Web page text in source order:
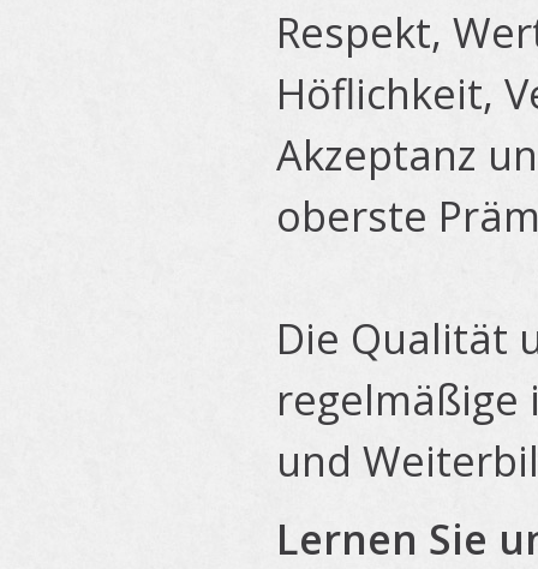
Respekt,
Höflichkeit,
Akzeptanz
oberste
Die Qualität
regelmäßige
und
Lernen Sie